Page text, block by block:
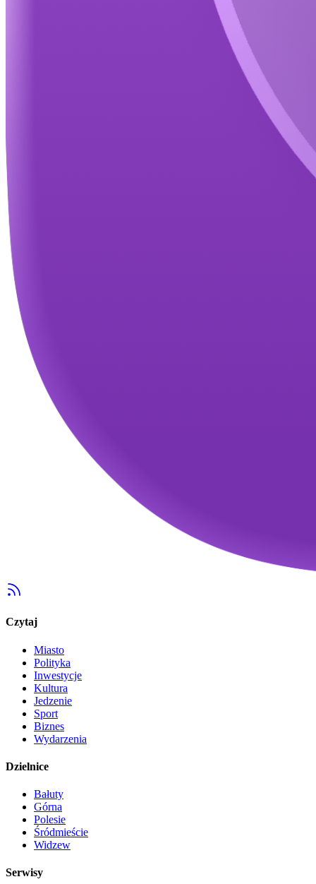
Czytaj
Miasto
Polityka
Inwestycje
Kultura
Jedzenie
Sport
Biznes
Wydarzenia
Dzielnice
Bałuty
Górna
Polesie
Śródmieście
Widzew
Serwisy